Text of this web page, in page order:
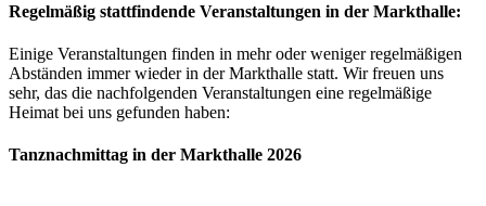
Regelmäßig stattfindende Veranstaltungen in der Markthalle:
Einige Veranstaltungen finden in mehr oder weniger regelmäßigen
Abständen immer wieder in der Markthalle statt. Wir freuen uns
sehr, das die nachfolgenden Veranstaltungen eine regelmäßige
Heimat bei uns gefunden haben:
Tanznachmittag in der Markthalle 2026